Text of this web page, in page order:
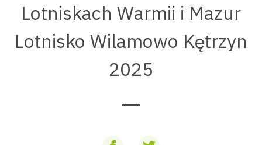
Lotniskach Warmii i Mazur
Lotnisko Wilamowo Kętrzyn
2025